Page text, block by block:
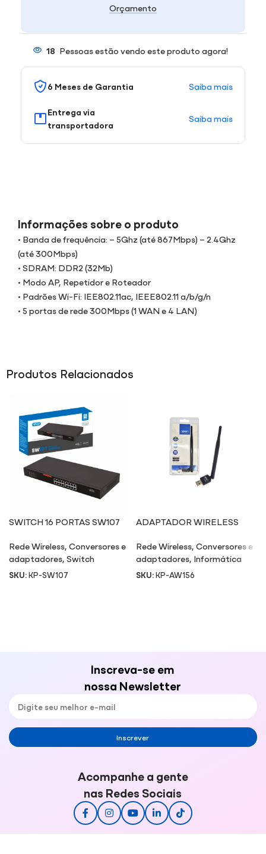
Orçamento
18 Pessoas estão vendo este produto agora!
6 Meses de Garantia Saiba mais
Entrega via
transportadora
Saiba mais
Informações sobre o produto
• Banda de frequência: – 5Ghz (até 867Mbps) – 2.4Ghz
(até 300Mbps)
• SDRAM: DDR2 (32Mb)
• Modo AP, Repetidor e Roteador
• Padrões Wi-Fi: IEE802.11ac, IEEE802.11 a/b/g/n
• 5 portas de rede 300Mbps (1 WAN e 4 LAN)
Produtos Relacionados
SWITCH 16 PORTAS SW107
Rede Wireless,Conversores e
adaptadores,Switch
SKU:KP-SW107
ADAPTADOR WIRELESS
Rede Wireless,Conversores e
adaptadores, Informática
SKU:KP-AW156
Inscreva-se em
nossa Newsletter
Inscrever
Acompanhe a gente
nas Redes Sociais